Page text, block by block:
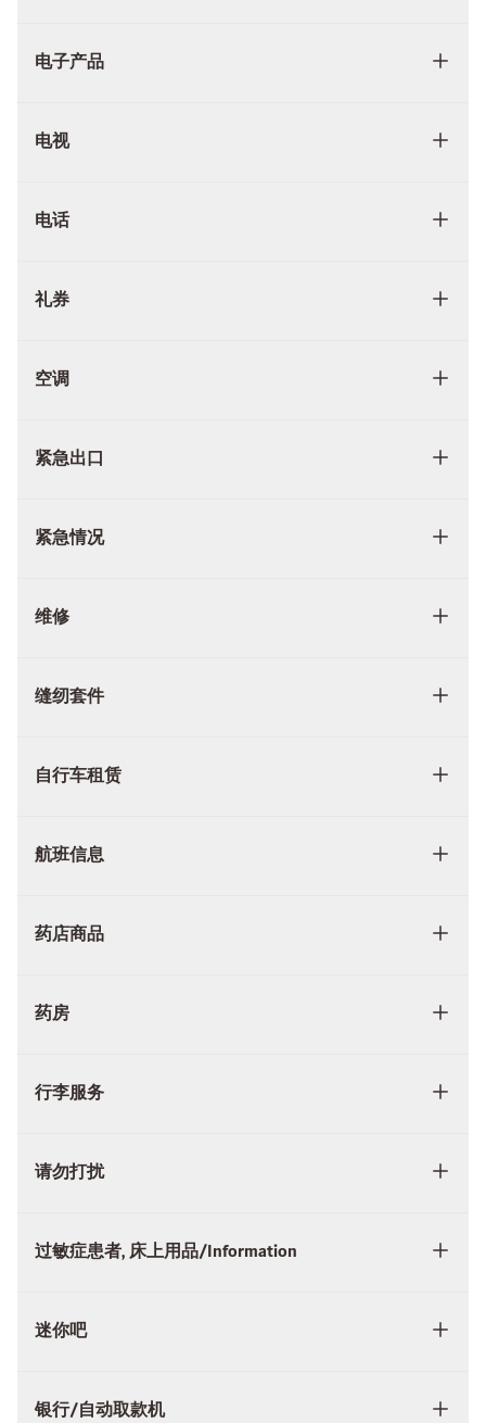
电子产品
电视
电话
礼券
空调
紧急出口
紧急情况
维修
缝纫套件
自行车租赁
航班信息
药店商品
药房
行李服务
请勿打扰
过敏症患者, 床上用品/Information
迷你吧
银行/自动取款机